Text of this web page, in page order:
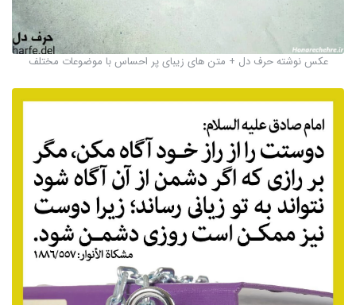
عکس نوشته حرف دل + متن های زیبای پر احساس با موضوعات مختلف